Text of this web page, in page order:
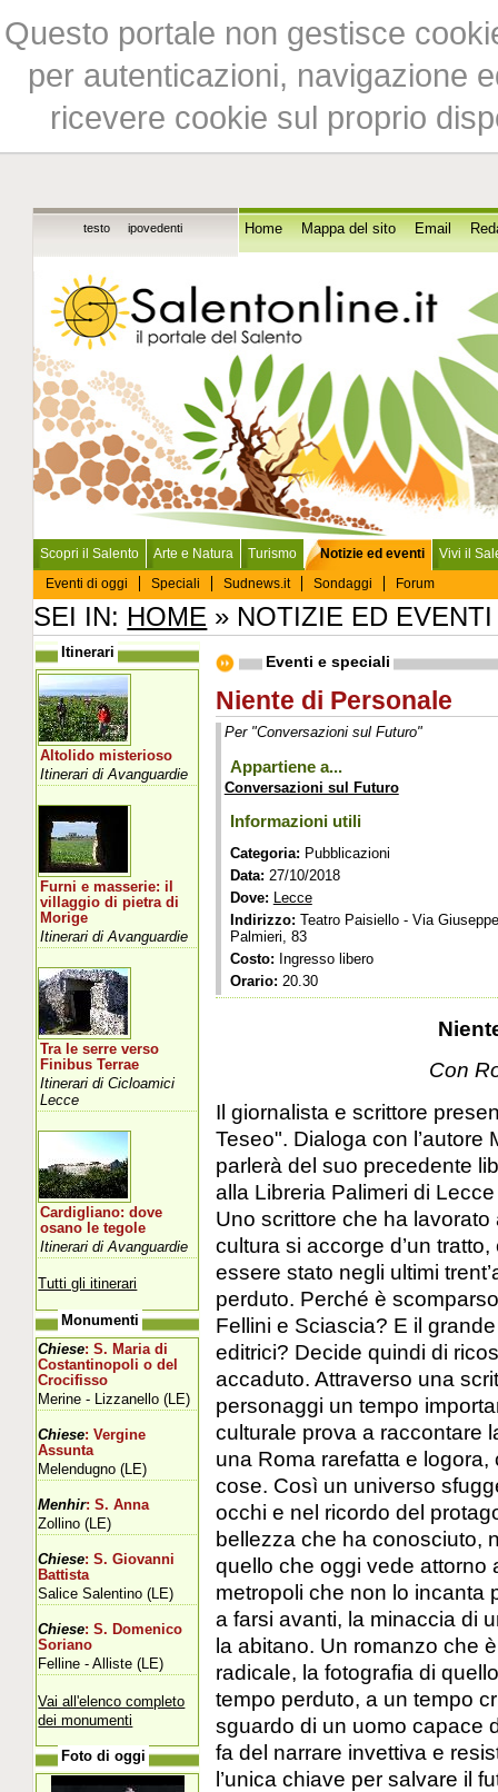
Questo portale non gestisce
per autenticazioni, navigazione
ricevere cookie sul proprio
testo ipovedenti Home Mappa del sito Email
Scopri il Salento Arte e Natura Turismo
Notizie ed eventi
Eventi di oggi
Speciali Sudnews.it Sondaggi Forum
Vivi il
SEI IN: HOME » NOTIZIE ED
Eventi e speciali
Niente di Personale
Per "Conversazioni sul Futuro"
Appartiene a...
Conversazioni sul Futuro
Informazioni utili
Categoria: Pubblicazioni
Data: 27/10/2018
Dove: Lecce
Indirizzo: Teatro Paisiello - Via Giuseppe
Palmieri, 83
Costo: Ingresso libero
Orario: 20.30
Con
Il giornalista e scrittore
Teseo". Dialoga con
parlerà del suo precedente
alla Libreria Palimeri di
Uno scrittore che ha
cultura si accorge d’un
essere stato negli ultimi
perduto. Perché è
Fellini e Sciascia? E il
editrici? Decide quindi di
accaduto. Attraverso una
personaggi un tempo
culturale prova a raccontare
una Roma rarefatta e
cose. Così un universo
occhi e nel ricordo del
bellezza che ha conosciuto,
quello che oggi vede attorno
metropoli che non lo incanta
a farsi avanti, la minaccia di
la abitano. Un romanzo che
radicale, la fotografia di
tempo perduto, a un tempo
sguardo di un uomo capace
fa del narrare invettiva e
l’unica chiave per salvare il
Itinerari
Altolido misterioso
Itinerari di Avanguardie
Furni e masserie: il
villaggio di pietra di
Morige
Itinerari di Avanguardie
Tra le serre verso
Finibus Terrae
Itinerari di Cicloamici
Lecce
Cardigliano: dove
osano le tegole
Itinerari di Avanguardie
Tutti gli itinerari
Monumenti
Chiese: S. Maria di
Costantinopoli o del
Crocifisso
Merine - Lizzanello (LE)
Chiese: Vergine
Assunta
Melendugno (LE)
Menhir: S. Anna
Zollino (LE)
Chiese: S. Giovanni
Battista
Salice Salentino (LE)
Chiese: S. Domenico
Soriano
Felline - Alliste (LE)
Vai all'elenco completo
dei monumenti
Foto di oggi